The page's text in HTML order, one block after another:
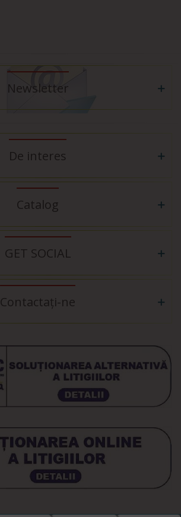
Newsletter
De interes
Catalog
GET SOCIAL
Contactați-ne